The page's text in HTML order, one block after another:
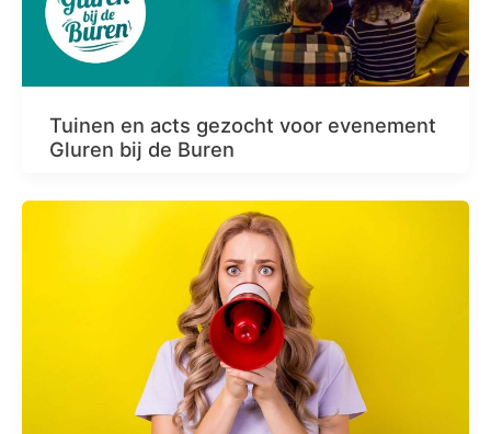
Tuinen en acts gezocht voor evenement
Gluren bij de Buren